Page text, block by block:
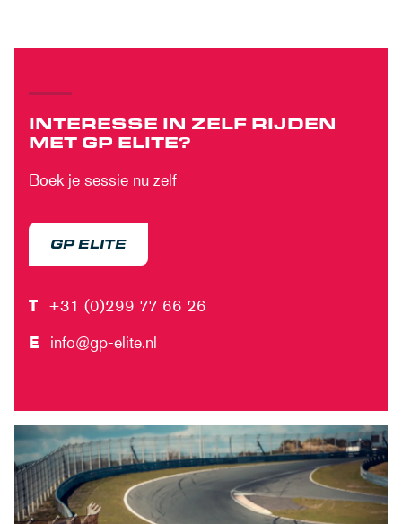
INTERESSE IN ZELF RIJDEN
MET GP ELITE?
Boek je sessie nu zelf
GP ELITE
T +31 (0)299 77 66 26
E info@gp-elite.nl